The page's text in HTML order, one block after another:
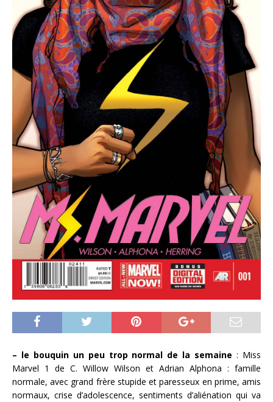
– le bouquin un peu trop normal de la semaine : Miss
Marvel 1 de C. Willow Wilson et Adrian Alphona : famille
normale, avec grand frère stupide et paresseux en prime, amis
normaux, crise d’adolescence, sentiments d’aliénation qui va